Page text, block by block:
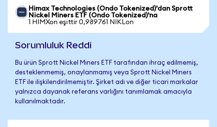
Himax Technologies (Ondo Tokenized)'dan Sprott
Nickel Miners ETF (Ondo Tokenized)'na
1 HIMXon eşittir 0,989761 NIKLon
Sorumluluk Reddi
Bu ürün Sprott Nickel Miners ETF tarafından ihraç edilmemiş,
desteklenmemiş, onaylanmamış veya Sprott Nickel Miners
ETF ile ilişkilendirilmemiştir. Şirket adı ve diğer ticari markalar
yalnızca dayanak referans varlığını tanımlamak amacıyla
kullanılmaktadır.